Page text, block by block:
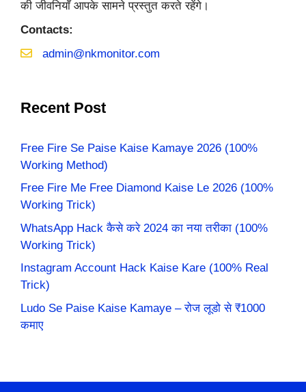
की जीवनियाँ आपके सामने प्रस्तुत करते रहेंगे।
Contacts:
admin@nkmonitor.com
Recent Post
Free Fire Se Paise Kaise Kamaye 2026 (100%
Working Method)
Free Fire Me Free Diamond Kaise Le 2026 (100%
Working Trick)
WhatsApp Hack कैसे करे 2024 का नया तरीका (100%
Working Trick)
Instagram Account Hack Kaise Kare (100% Real
Trick)
Ludo Se Paise Kaise Kamaye – रोज लूडो से ₹1000
कमाए